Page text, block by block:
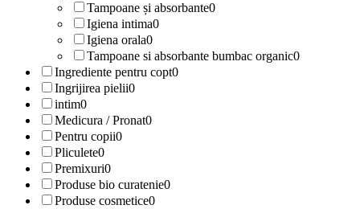
Tampoane și absorbante0
Igiena intima0
Igiena orala0
Tampoane si absorbante bumbac organic0
Ingrediente pentru copt0
Ingrijirea pielii0
intim0
Medicura / Pronat0
Pentru copii0
Pliculete0
Premixuri0
Produse bio curatenie0
Produse cosmetice0